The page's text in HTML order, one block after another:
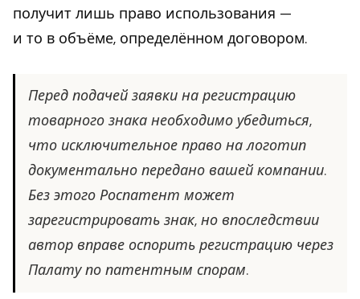
получит лишь право использования —
и то в объёме, определённом договором.
Перед подачей заявки на регистрацию
товарного знака необходимо убедиться,
что исключительное право на логотип
документально передано вашей компании.
Без этого Роспатент может
зарегистрировать знак, но впоследствии
автор вправе оспорить регистрацию через
Палату по патентным спорам.